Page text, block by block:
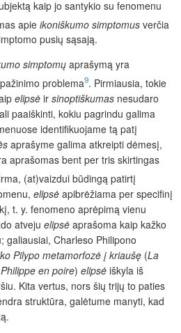
kaip jo santykio su fenomenu
apie ikoniškumo simptomus verčia
pusių sąsają.
simptomų aprašymą yra
problema9. Pirmiausia, tokie
elipsė ir sinoptiškumas nesudaro
paaiškinti, kokiu pagrindu galima
identifikuojame tą patį
aprašyme galima atkreipti dėmesį,
aprašomas bent per tris skirtingas
(at)vaizdui būdingą patirtį
elipsė apibrėžiama per specifinį
t. y. fenomeno aprėpimą vienu
atveju elipsė aprašoma kaip kažko
galiausiai, Charleso Philipono
Pilypo metamorfozė į kriaušę (La
en poire) elipsė iškyla iš
Kita vertus, nors šių trijų to paties
struktūra, galėtume manyti, kad